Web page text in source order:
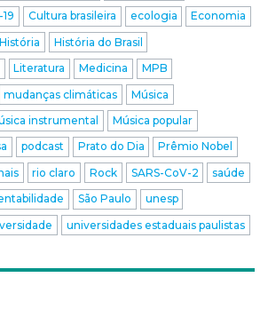
Cultura brasileira ecologia
Economia
História
História do Brasil
Literatura Medicina
MPB
mudanças climáticas
Música
instrumental
Música popular
podcast Prato do Dia
Prêmio Nobel
rio claro Rock SARS-CoV-2
saúde
São Paulo
unesp
universidades estaduais paulistas